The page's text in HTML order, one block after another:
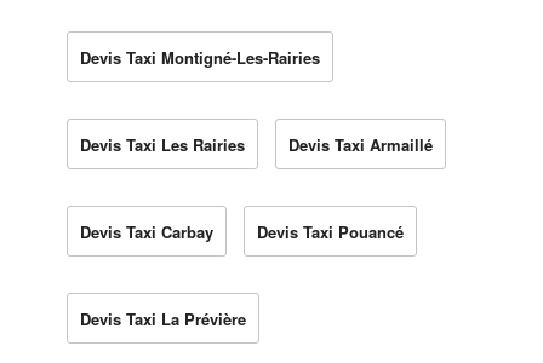
Devis Taxi Montigné-Les-Rairies
Devis Taxi Les Rairies Devis Taxi Armaillé
Devis Taxi Carbay Devis Taxi Pouancé
Devis Taxi La Prévière